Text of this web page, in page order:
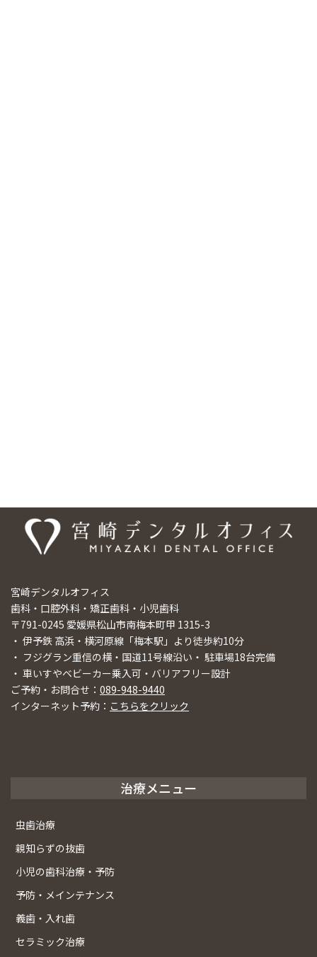
宮崎デンタルオフィス
歯科・口腔外科・矯正歯科・小児歯科
〒791-0245 愛媛県松山市南梅本町甲 1315-3
・ 伊予鉄 高浜・横河原線「梅本駅」より徒歩約10分
・ フジグラン重信の横・国道11号線沿い・ 駐車場18台完備
・ 車いすやベビーカー乗入可・バリアフリー設計
ご予約・お問合せ： 089-948-9440
インターネット予約： こちらをクリック
治療メニュー
虫歯治療
親知らずの抜歯
小児の歯科治療・予防
予防・メインテナンス
義歯・入れ歯
セラミック治療